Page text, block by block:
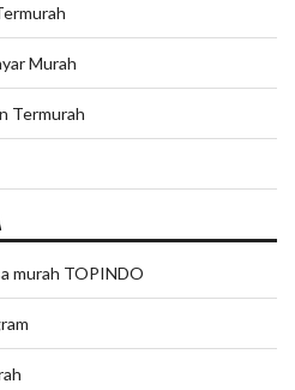
Murah
Termurah
murah TOPINDO